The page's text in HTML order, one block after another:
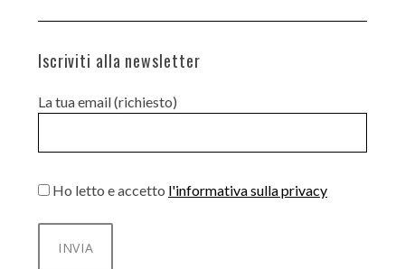
Iscriviti alla newsletter
La tua email (richiesto)
Ho letto e accetto l'informativa sulla privacy